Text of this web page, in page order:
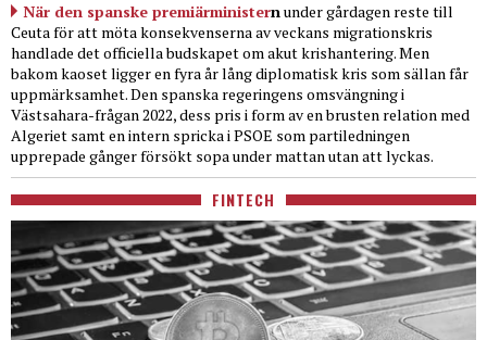
När den spanske premiärministernunder gårdagen reste till
Ceuta för att möta konsekvenserna av veckans migrationskris
handlade det officiella budskapet om akut krishantering. Men
bakom kaoset ligger en fyra år lång diplomatisk kris som sällan får
uppmärksamhet. Den spanska regeringens omsvängning i
Västsahara-frågan 2022, dess pris i form av en brusten relation med
Algeriet samt en intern spricka i PSOE som partiledningen
upprepade gånger försökt sopa under mattan utan att lyckas.
FINTECH